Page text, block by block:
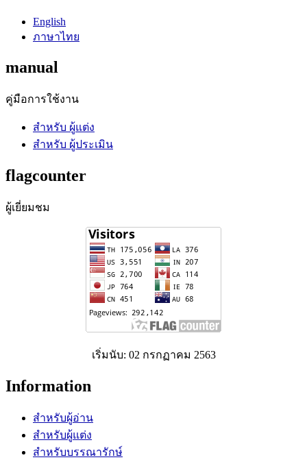
English
ภาษาไทย
manual
คู่มือการใช้งาน
สำหรับ ผู้แต่ง
สำหรับ ผู้ประเมิน
flagcounter
ผู้เยี่ยมชม
เริ่มนับ: 02 กรกฏาคม 2563
Information
สำหรับผู้อ่าน
สำหรับผู้แต่ง
สำหรับบรรณารักษ์